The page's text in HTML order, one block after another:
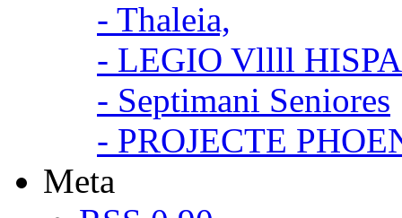
- Thaleia,
- LEGIO Vllll
- Septimani Seniores
- PROJECTE
Meta